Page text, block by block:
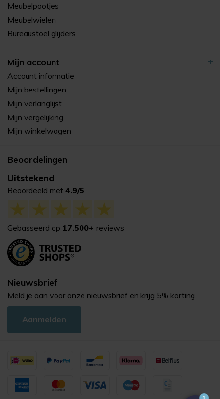
Meubelpootjes
Meubelwielen
Bureaustoel glijders
Mijn account
Account informatie
Mijn bestellingen
Mijn verlanglijst
Mijn vergelijking
Mijn winkelwagen
Beoordelingen
Uitstekend
Beoordeeld met 4.9/5
Gebasseerd op 17.500+ reviews
Nieuwsbrief
Meld je aan voor onze nieuwsbrief en krijg 5% korting
Aanmelden